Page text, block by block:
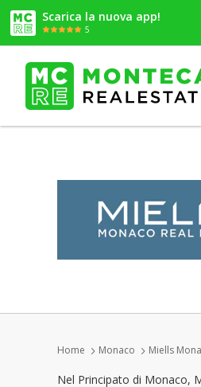
Scarica la nuova app!
5
Home Monaco Miells
Nel Principato di Monaco,